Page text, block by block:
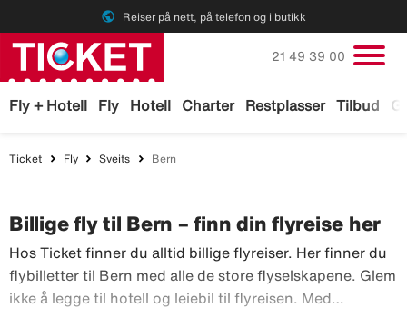
public Reiser på nett, på telefon og i butikk
Fly + Hotell Fly Hotell Charter Restplasser Tilbud
Ring oss på
21 49 39 00
Ticket Fly Sveits Bern
Billige fly til Bern – finn din flyreise her
Hos Ticket finner du alltid billige flyreiser. Her finner du
flybilletter til Bern med alle de store flyselskapene. Glem
ikke å legge til hotell og leiebil til flyreisen. Med